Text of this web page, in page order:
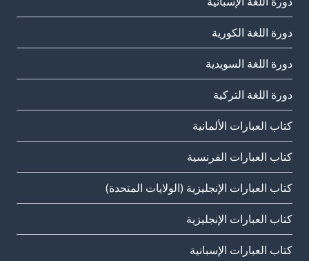
دورة اللغة الكورية
دورة اللغة السويدية
دورة اللغة التركية
كتاب العبارات الألمانية
كتاب العبارات الفرنسية
كتاب العبارات الإنجليزية (الولايات المتحدة)
كتاب العبارات الإنجليزية
كتاب العبارات الإسبانية